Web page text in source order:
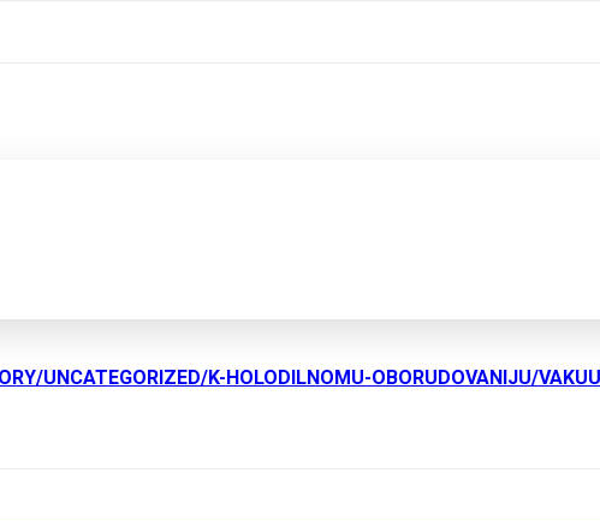
UNCATEGORIZED/K-HOLODILNOMU-OBORUDOVANIJU/